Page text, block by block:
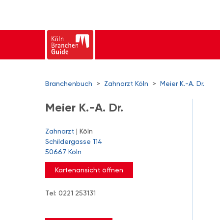
Branchenbuch > Zahnarzt Köln > Meier K.-A. Dr.
Meier K.-A. Dr.
Zahnarzt | Köln
Schildergasse 114
50667 Köln
Kartenansicht öffnen
Tel: 0221 253131